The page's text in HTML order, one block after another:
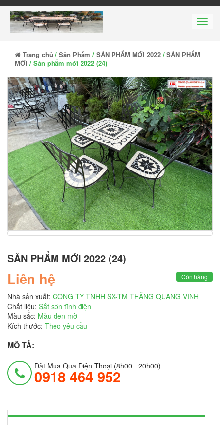
Trang chủ / Sản Phẩm / SẢN PHẨM MỚI 2022 / SẢN PHẨM
MỚI / Sản phẩm mới 2022 (24)
SẢN PHẨM MỚI 2022 (24)
Liên hệ Còn hàng
Nhà sản xuất: CÔNG TY TNHH SX-TM THĂNG QUANG VINH
Chất liệu: Sắt sơn tĩnh điện
Màu sắc: Màu đen mờ
Kích thước: Theo yêu cầu
MÔ TẢ:
Đặt Mua Qua Điện Thoại (8h00 - 20h00)
0918 464 952